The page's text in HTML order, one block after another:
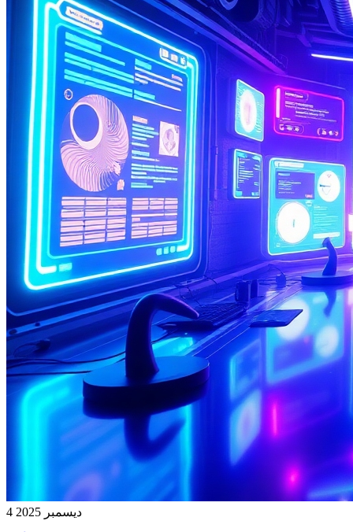
4 ديسمبر 2025